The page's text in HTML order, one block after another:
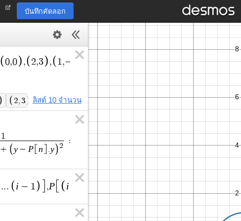
บันทึกคัดลอก
0,0 , 2,3 , 1,− 4 , 7.95,0.72 , 3.78,−2.62 , 4.2,2.7 ,
2,3 1, −4 7. 5,0.72 3.78,−2.62 4.2,2.7 5.73,
ลิสต์ 10 จำนวน
1
+ y − P n .y 2 =
... i − 1 ,P i